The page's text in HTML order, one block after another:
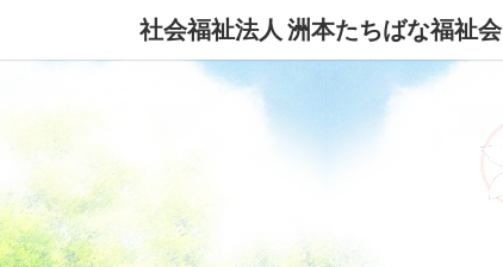
社会福祉法人 洲本たちばな福祉会